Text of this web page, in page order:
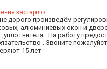
застаріло
дорого произведём
алюминиевых окон и
,уплотнителя . На работу
. Звоните
15 лет